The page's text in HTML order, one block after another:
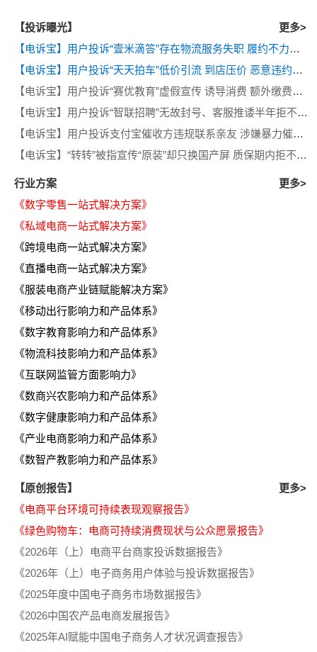
【投诉曝光】
更多>
【电诉宝】用户投诉“壹米滴答”存在物流服务失职 履约不力等问题
【电诉宝】用户投诉“天天拍车”低价引流 到店压价 恶意违约等问题
【电诉宝】用户投诉“赛优教育”虚假宣传 诱导消费 额外缴费后退款遭拒
【电诉宝】用户投诉“智联招聘”无故封号、客服推诿半年拒不退费
【电诉宝】用户投诉支付宝催收方违规联系亲友 涉嫌暴力催收侵犯隐私
【电诉宝】“转转”被指宣传“原装”却只换国产屏 质保期内拒不履行售后义务
行业方案
更多>
《数字零售一站式解决方案》
《私域电商一站式解决方案》
《跨境电商一站式解决方案》
《直播电商一站式解决方案》
《服装电商产业链赋能解决方案》
《移动出行影响力和产品体系》
《数字教育影响力和产品体系》
《物流科技影响力和产品体系》
《互联网监管方面影响力》
《数商兴农影响力和产品体系》
《数字健康影响力和产品体系》
《产业电商影响力和产品体系》
《数智产教影响力和产品体系》
【原创报告】
更多>
《电商平台环境可持续表现观察报告》
《绿色购物车：电商可持续消费现状与公众愿景报告》
《2026年（上）电商平台商家投诉数据报告》
《2026年（上）电子商务用户体验与投诉数据报告》
《2025年度中国电子商务市场数据报告》
《2026中国农产品电商发展报告》
《2025年AI赋能中国电子商务人才状况调查报告》